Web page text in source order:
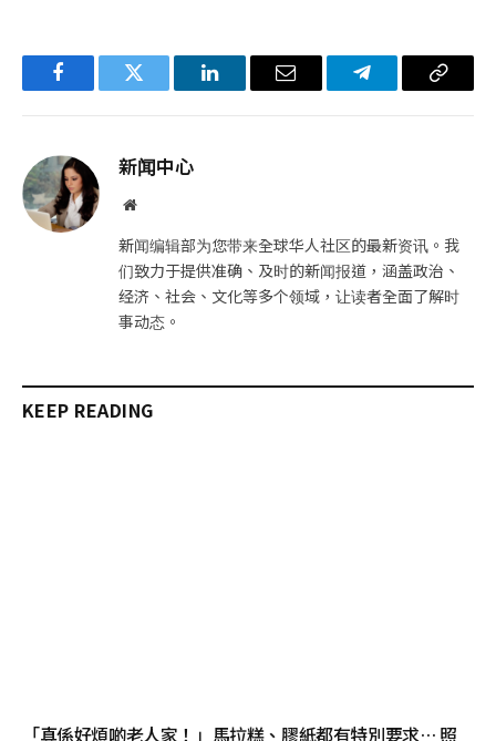
FacebookTwitter LinkedIn电
Telegram复
新闻中心
网
新闻编辑部为您带来全球华人社区的最新资讯。我
们致力于提供准确、及时的新闻报道，涵盖政治、
经济、社会、文化等多个领域，让读者全面了解时
事动态。
KEEP READING
「真係好煩啲老人家！」馬拉糕、膠紙都有特別要求… 照